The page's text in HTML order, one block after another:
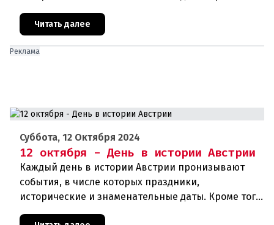
дни рождения различных деятелей Австрии, а
также дни их смерти. Что же прои
Читать далее
Реклама
Суббота, 12 Октября 2024
12 октября - День в истории Австрии
Каждый день в истории Австрии пронизывают
события, в числе которых праздники,
исторические и знаменательные даты. Кроме того,
дни рождения различных деятелей страны, а